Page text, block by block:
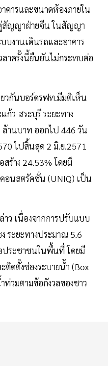
คารและขนาดห้องภายใน
คู่สัญญาฝ่ายจีน ในสัญญา
บงานเดินรถและอาคาร
ลาครั้งนี้ยืนยันไม่กระทบต่อ
วกันบอร์ดรฟท.มีมติเห็น
ว-สระบุรี ระยะทาง
ล้านบาท ออกไป 446 วัน
ไปสิ้นสุด 2 มิ.ย.2571
ร้าง 24.53% โดยมี
อนสตรัคชั่น (UNIQ) เป็น
ว เนื่องจากการปรับแบบ
ระยะทางประมาณ 5.6
ประชาชนในพื้นที่ โดยมี
ติดตั้งช่องระบายน้ำ (Box
วมตามข้อกังวลของชาว